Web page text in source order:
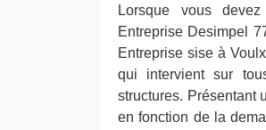
Lorsque vous
Entreprise Desimpel
Entreprise sise à
qui intervient sur
structures. Présentant
en fonction de la